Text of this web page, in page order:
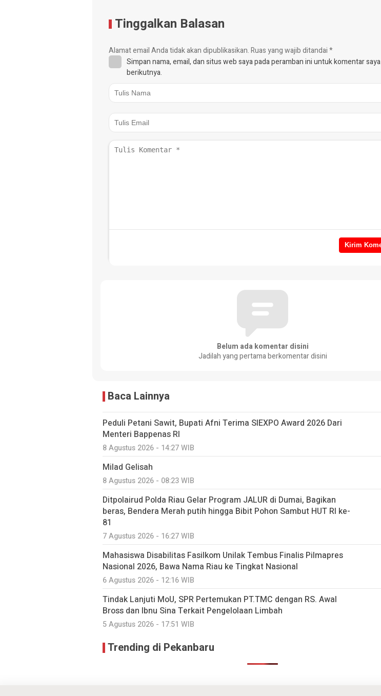
Tinggalkan Balasan
Alamat email Anda tidak akan dipublikasikan.Ruas yang wajib ditandai*
Simpan nama, email, dan situs web saya pada peramban ini untuk komentar saya
berikutnya.
Belum ada komentar disini
Jadilah yang pertama berkomentar disini
Baca Lainnya
Peduli Petani Sawit, Bupati Afni Terima SIEXPO Award 2026 Dari
Menteri Bappenas RI
8 Agustus 2026 - 14:27 WIB
Milad Gelisah
8 Agustus 2026 - 08:23 WIB
Ditpolairud Polda Riau Gelar Program JALUR di Dumai, Bagikan
beras, Bendera Merah putih hingga Bibit Pohon Sambut HUT RI ke-
81
7 Agustus 2026 - 16:27 WIB
Mahasiswa Disabilitas Fasilkom Unilak Tembus Finalis Pilmapres
Nasional 2026, Bawa Nama Riau ke Tingkat Nasional
6 Agustus 2026 - 12:16 WIB
Tindak Lanjuti MoU, SPR Pertemukan PT.TMC dengan RS. Awal
Bross dan Ibnu Sina Terkait Pengelolaan Limbah
5 Agustus 2026 - 17:51 WIB
Trending di Pekanbaru